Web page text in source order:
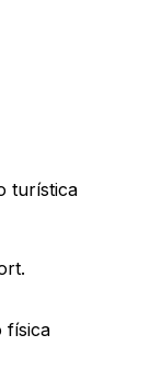
turística
física